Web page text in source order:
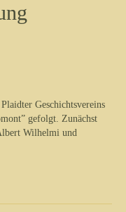
Geschichtsvereins
gefolgt. Zunächst
Wilhelmi und